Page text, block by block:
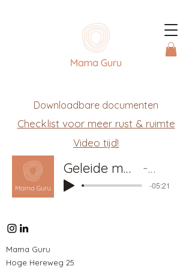
Downloadbare documenten
Checklist voor meer rust & ruimte
Video tijd!
Geleide mediatie met affirmaties Mama
-05:21
Mama Guru
Hoge Hereweg 25